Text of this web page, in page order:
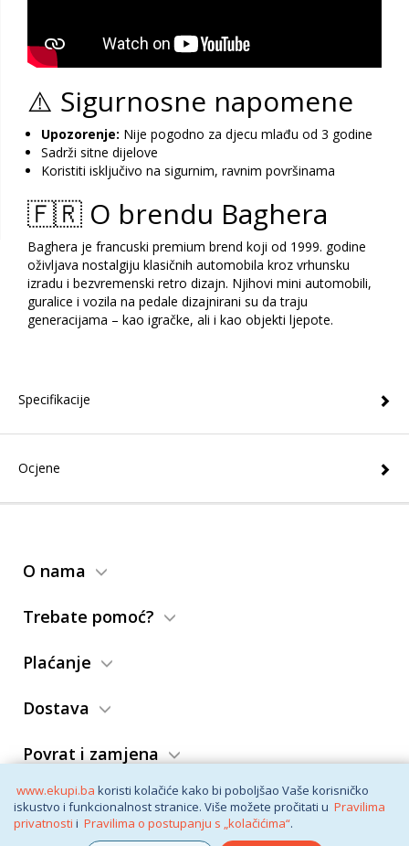
www.ekupi.ba koristi kolačiće kako bi poboljšao Vaše korisničko
iskustvo i funkcionalnost stranice. Više možete pročitati u Pravilima
privatnosti i Pravilima o postupanju s „kolačićima“.
⚠️ Sigurnosne napomene
Upozorenje: Nije pogodno za djecu mlađu od 3 godine
Sadrži sitne dijelove
Koristiti isključivo na sigurnim, ravnim površinama
🇫🇷 O brendu Baghera
Baghera je francuski premium brend koji od 1999. godine
oživljava nostalgiju klasičnih automobila kroz vrhunsku
izradu i bezvremenski retro dizajn. Njihovi mini automobili,
guralice i vozila na pedale dizajnirani su da traju
generacijama – kao igračke, ali i kao objekti ljepote.
Specifikacije
Ocjene
O nama
Trebate pomoć?
Plaćanje
Dostava
Povrat i zamjena
Opći uslovi